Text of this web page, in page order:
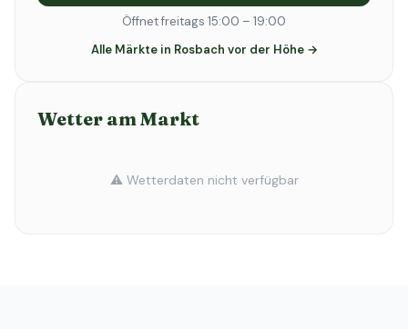
Öffnet freitags 15:00 – 19:00
Alle Märkte in Rosbach vor der Höhe →
Wetter am Markt
⚠️ Wetterdaten nicht verfügbar